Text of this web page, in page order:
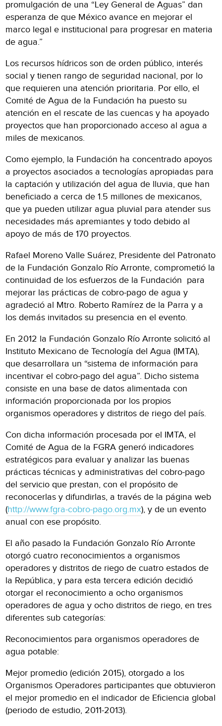
promulgación de una “Ley General de Aguas” dan
esperanza de que México avance en mejorar el
marco legal e institucional para progresar en materia
de agua.”
Los recursos hídricos son de orden público, interés
social y tienen rango de seguridad nacional, por lo
que requieren una atención prioritaria. Por ello, el
Comité de Agua de la Fundación ha puesto su
atención en el rescate de las cuencas y ha apoyado
proyectos que han proporcionado acceso al agua a
miles de mexicanos.
Como ejemplo, la Fundación ha concentrado apoyos
a proyectos asociados a tecnologías apropiadas para
la captación y utilización del agua de lluvia, que han
beneficiado a cerca de 1.5 millones de mexicanos,
que ya pueden utilizar agua pluvial para atender sus
necesidades más apremiantes y todo debido al
apoyo de más de 170 proyectos.
Rafael Moreno Valle Suárez, Presidente del Patronato
de la Fundación Gonzalo Río Arronte, comprometió la
continuidad de los esfuerzos de la Fundación para
mejorar las prácticas de cobro-pago de agua y
agradeció al Mtro. Roberto Ramírez de la Parra y a
los demás invitados su presencia en el evento.
En 2012 la Fundación Gonzalo Río Arronte solicitó al
Instituto Mexicano de Tecnología del Agua (IMTA),
que desarrollara un “sistema de información para
incentivar el cobro-pago del agua”. Dicho sistema
consiste en una base de datos alimentada con
información proporcionada por los propios
organismos operadores y distritos de riego del país.
Con dicha información procesada por el IMTA, el
Comité de Agua de la FGRA generó indicadores
estratégicos para evaluar y analizar las buenas
prácticas técnicas y administrativas del cobro-pago
del servicio que prestan, con el propósito de
reconocerlas y difundirlas, a través de la página web
(http://www.fgra-cobro-pago.org.mx), y de un evento
anual con ese propósito.
El año pasado la Fundación Gonzalo Río Arronte
otorgó cuatro reconocimientos a organismos
operadores y distritos de riego de cuatro estados de
la República, y para esta tercera edición decidió
otorgar el reconocimiento a ocho organismos
operadores de agua y ocho distritos de riego, en tres
diferentes sub categorías:
Reconocimientos para organismos operadores de
agua potable:
Mejor promedio (edición 2015), otorgado a los
Organismos Operadores participantes que obtuvieron
el mejor promedio en el indicador de Eficiencia global
(periodo de estudio, 2011-2013).